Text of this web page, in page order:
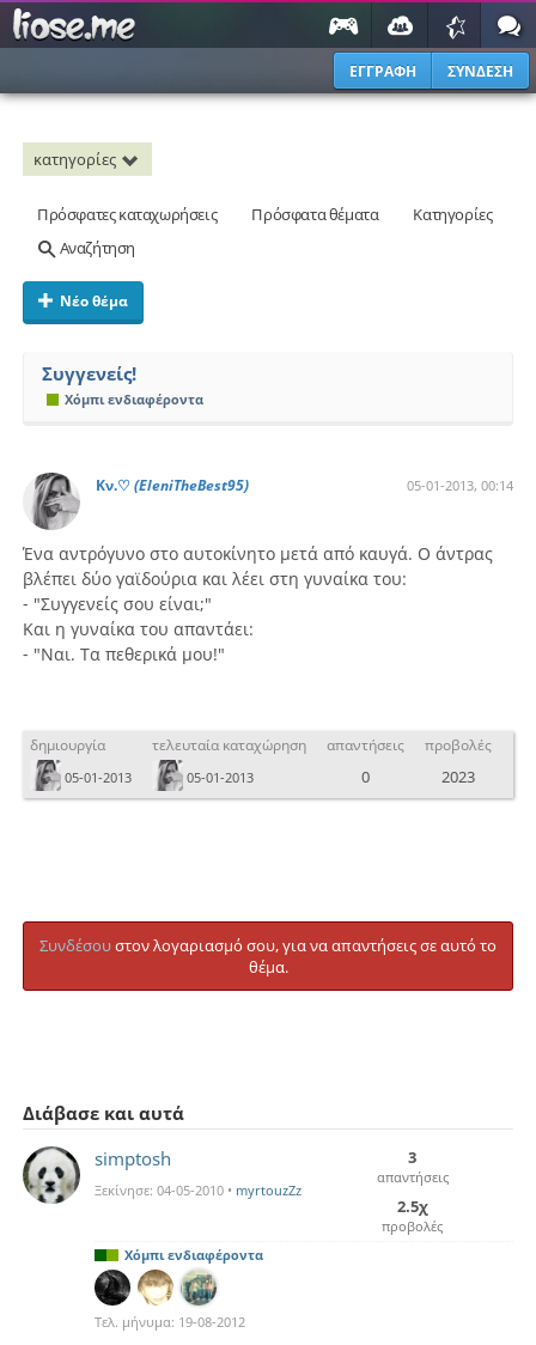
ΕΓΓΡΑΦΗ ΣΥΝΔΕΣΗ
κατηγορίες
Πρόσφατες καταχωρήσεις Πρόσφατα θέματα
Κατηγορίες
Αναζήτηση
Νέο θέμα
Συγγενείς!
Χόμπι ενδιαφέροντα
Kν.♡(EleniTheBest95) 05-01-2013, 00:14
Ένα αντρόγυνο στο αυτοκίνητο μετά από καυγά. Ο άντρας
βλέπει δύο γαϊδούρια και λέει στη γυναίκα του:
- "Συγγενείς σου είναι;"
Και η γυναίκα του απαντάει:
- "Ναι. Τα πεθερικά μου!"
δημιουργία
05-01-2013
τελευταία καταχώρηση
05-01-2013
απαντήσεις
0
προβολές
2023
Συνδέσουστον λογαριασμό σου, για να απαντήσεις σε αυτό το
θέμα.
Διάβασε και αυτά
simptosh
Ξεκίνησε: 04-05-2010 • myrtouzZz
3
απαντήσεις
2.5χ
προβολές
Χόμπι ενδιαφέροντα
Τελ. μήνυμα: 19-08-2012